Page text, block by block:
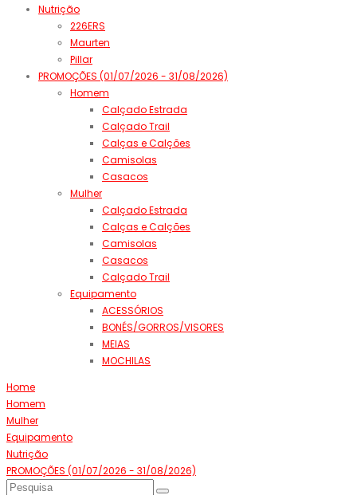
Nutrição
226ERS
Maurten
Pillar
PROMOÇÕES (01/07/2026 - 31/08/2026)
Homem
Calçado Estrada
Calçado Trail
Calças e Calções
Camisolas
Casacos
Mulher
Calçado Estrada
Calças e Calções
Camisolas
Casacos
Calçado Trail
Equipamento
ACESSÓRIOS
BONÉS/GORROS/VISORES
MEIAS
MOCHILAS
Home
Homem
Mulher
Equipamento
Nutrição
PROMOÇÕES (01/07/2026 - 31/08/2026)